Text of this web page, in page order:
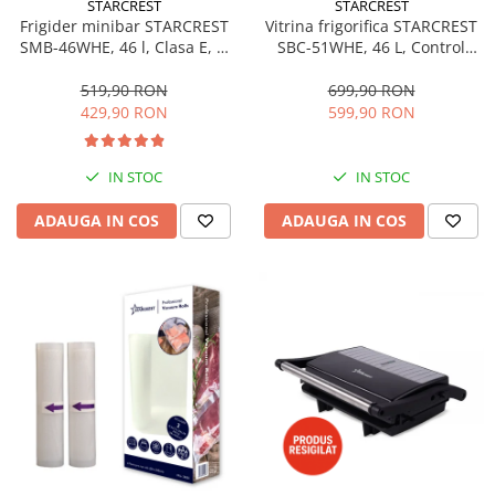
Aspiratoare
Mopuri electrice cu abur
Cantare corporale
Ingrijire tesaturi
Statii de calcat
Masini de cusut
Ondulatoare
Periute de dinti electrice
Pile electrice
Placi de indreptat parul
Plite
Preparare alimente
STARCREST
Frigider minibar STARCREST
SMB-46WHE, 46 l, Clasa E, H
519,90 RON
429,90 RON
IN STOC
ADAUGA IN COS
STARCREST
Vitrina frigorifica STARCREST
SBC-51WHE, 46 L, Control
48.8 cm, Alb
699,90 RON
599,90 RON
IN STOC
ADAUGA IN COS